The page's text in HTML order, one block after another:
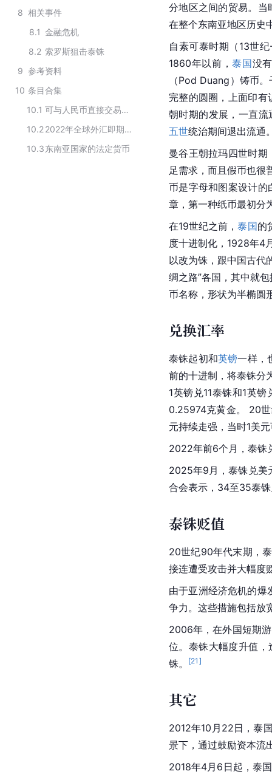
8 相关事件
8.1 金融危机
8.2 索罗斯狙击泰铢
9 参考资料
10 条目合集
10.1
可与人民币直接交易的货币种类
10.2
2022年全球外汇即期交易使用排名
10.3东南亚国家的法定货币
分地区之间的贸易。
在整个东南亚地区历史
自素可泰时期（13世
1860年以前，泰国没
（Pod Duang）铸币
完整的圆圈，上面印
朝时期的发展，一直
五世统治期间退出流通
曼谷王朝拉玛四世时
足需求，而且假币也很
币是字母和图案设计的
章，第一种纸币最初分
在19世纪之前，泰国的
度十进制化，1928年4
以改为铢，跟中国古代
绸之路”各国，其中就
币名称，形状为半椭圆
兑换汇率
泰铢起初和英镑一样，
前的十进制，将泰铢分
1英镑兑11泰铢和1英
0.25974克黄金。 20
元持续走强，当时1美
2022年前6个月，泰铢
2025年9月，泰铢兑美
合会表示，34至35泰
泰铢贬值
20世纪90年代末期，
接连遭受攻击并大幅度
由于亚洲经济危机的爆
争力。这些措施包括放
2006年，在外国短期
位。泰铢大幅度升值，
铢。
[21 ]
其它
2012年10月22日，泰
景下，通过鼓励资本流
2018年4月6日起，泰